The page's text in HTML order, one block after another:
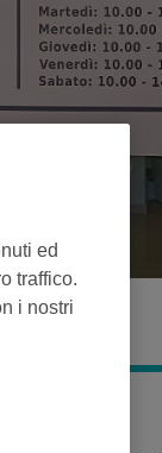
ed
traffico.
i nostri